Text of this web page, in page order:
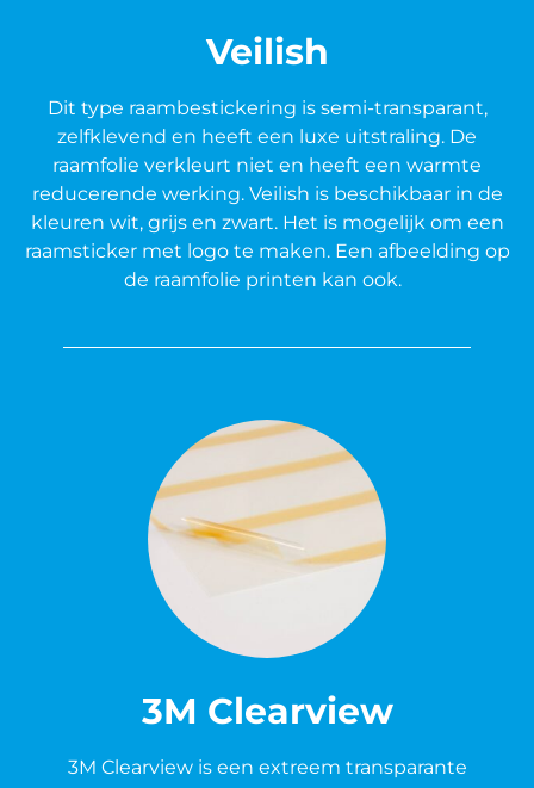
Veilish
Dit type raambestickering is semi-transparant,
zelfklevend en heeft een luxe uitstraling. De
raamfolie verkleurt niet en heeft een warmte
reducerende werking. Veilish is beschikbaar in de
kleuren wit, grijs en zwart. Het is mogelijk om een
raamsticker met logo te maken. Een afbeelding op
de raamfolie printen kan ook.
3M Clearview
3M Clearview is een extreem transparante